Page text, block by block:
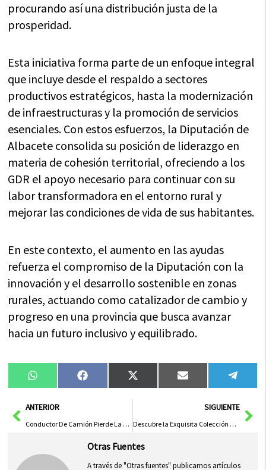
procurando así una distribución justa de la
prosperidad.
Esta iniciativa forma parte de un enfoque integral
que incluye desde el respaldo a sectores
productivos estratégicos, hasta la modernización
de infraestructuras y la promoción de servicios
esenciales. Con estos esfuerzos, la Diputación de
Albacete consolida su posición de liderazgo en
materia de cohesión territorial, ofreciendo a los
GDR el apoyo necesario para continuar con su
labor transformadora en el entorno rural y
mejorar las condiciones de vida de sus habitantes.
En este contexto, el aumento en las ayudas
refuerza el compromiso de la Diputación con la
innovación y el desarrollo sostenible en zonas
rurales, actuando como catalizador de cambio y
progreso en una provincia que busca avanzar
hacia un futuro inclusivo y equilibrado.
Compartir
en
WhatsAppCompartir
en
FacebookCompartir
en
X
(Twitter)
Compartir
en
Email
en
AntANTERIOR
Conductor De Camión Pierde La Vida En Trágico Accidente En La N-301 Cerca De Villanueva De Alcardete
SIGUIENTE
Descubre la Exquisita Colección Fotográfica de José Andrés Gallardo en LA BAM
Otras Fuentes
A través de "Otras fuentes" publicamos artículos